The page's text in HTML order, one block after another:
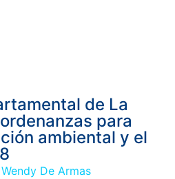
de La
para
ambiental y el
Wendy De Armas